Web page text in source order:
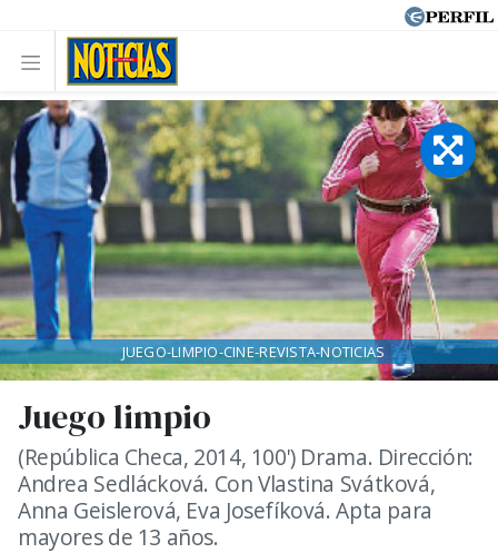
Juego limpio
(República Checa, 2014, 100') Drama. Dirección:
Andrea Sedlácková. Con Vlastina Svátková,
Anna Geislerová, Eva Josefíková. Apta para
mayores de 13 años.
JUEGO-LIMPIO-CINE-REVISTA-NOTICIAS